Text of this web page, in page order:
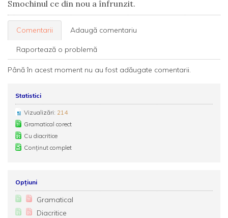
Smochinul ce din nou a înfrunzit.
Comentarii Adaugă comentariu
Raportează o problemă
Până în acest moment nu au fost adăugate comentarii.
Statistici
Vizualizări: 214
Gramatical corect
Cu diacritice
Conținut complet
Opțiuni
Gramatical
Diacritice